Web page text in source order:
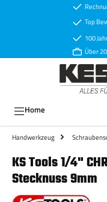
Zum Hauptinhalt springen
Top
100
Über
Home
Handwerkzeug
KS Tools 1/4"
Stecknuss 9mm